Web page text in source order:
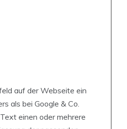
auf der Webseite ein
als bei Google & Co.
einen oder mehrere